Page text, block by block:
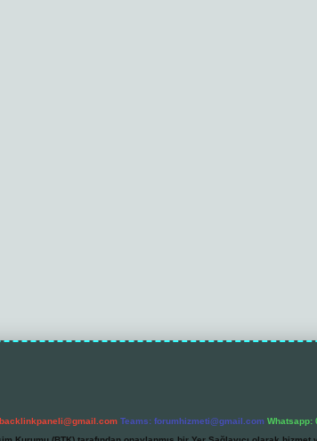
backlinkpaneli@gmail.com Teams: forumhizmeti@gmail.com Whatsapp: